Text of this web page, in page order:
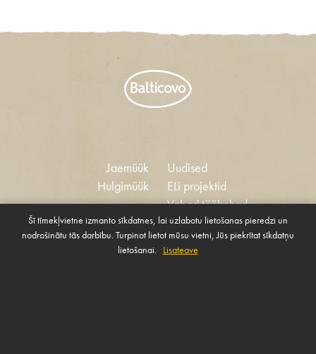
Jaemüük
Hulgimüük
Küpsised
Uudised
ELi projektid
Vabad töökohad
Eetikakoodeks
Ühiskonna toetamise
poliitika
Šī tīmekļvietne izmanto sīkdatnes, lai uzlabotu lietošanas pieredzi un
nodrošinātu tās darbību. Turpinot lietot mūsu vietni, Jūs piekrītat sīkdatņu
lietošanai. Lisateave